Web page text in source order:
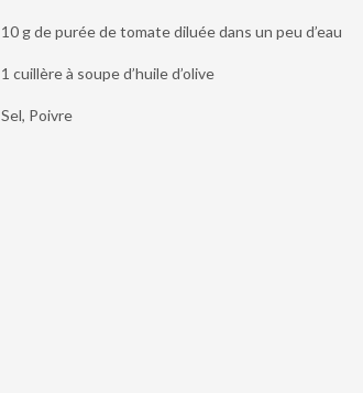
10 g de purée de tomate diluée dans un peu d’eau
1 cuillère à soupe d’huile d’olive
Sel, Poivre